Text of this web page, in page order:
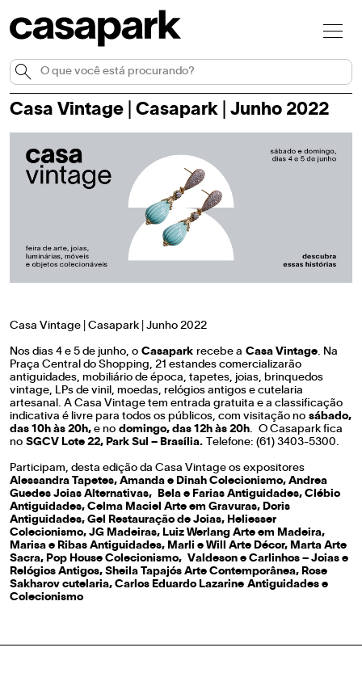
Casa Vintage | Casapark | Junho 2022
Casa Vintage | Casapark | Junho 2022
Nos dias 4 e 5 de junho, o Casapark recebe a Casa Vintage. Na
Praça Central do Shopping, 21 estandes comercializarão
antiguidades, mobiliário de época, tapetes, joias, brinquedos
vintage, LPs de vinil, moedas, relógios antigos e cutelaria
artesanal. A Casa Vintage tem entrada gratuita e a classificação
indicativa é livre para todos os públicos, com visitação no sábado,
das 10h às 20h, e no domingo, das 12h às 20h. O Casapark fica
no SGCV Lote 22, Park Sul – Brasília. Telefone: (61) 3403-5300.
Participam, desta edição da Casa Vintage os expositores
Alessandra Tapetes, Amanda e Dinah Colecionismo, Andrea
Guedes Joias Alternativas, Bela e Farias Antiguidades, Clébio
Antiguidades, Celma Maciel Arte em Gravuras, Doris
Antiguidades, Gel Restauração de Joias, Heliesser
Colecionismo, JG Madeiras, Luiz Werlang Arte em Madeira,
Marisa e Ribas Antiguidades, Marli e Will Arte Décor, Marta Arte
Sacra, Pop House Colecionismo, Valdeson e Carlinhos – Joias e
Relógios Antigos, Sheila Tapajós Arte Contemporânea, Rose
Sakharov cutelaria, Carlos Eduardo Lazarine Antiguidades e
Colecionismo